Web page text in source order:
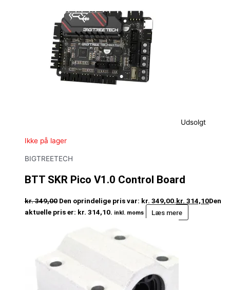
Udsolgt
Ikke på lager
BIGTREETECH
BTT SKR Pico V1.0 Control Board
kr.349,00 Den oprindelige pris var: kr. 349,00.kr. 314,10Den
aktuelle pris er: kr. 314,10. inkl. moms Læs mere